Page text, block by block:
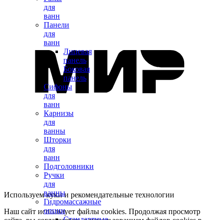
для
ванн
Панели
для
ванн
Лицевая
панель
Боковая
панель
Сифоны
для
ванн
Карнизы
для
ванны
Шторки
для
ванн
Подголовники
Ручки
для
ванны
Гидромассажные
опции
Используем куки и рекомендательные технологии
Наш сайт использует файлы cookies. Продолжая просмотр